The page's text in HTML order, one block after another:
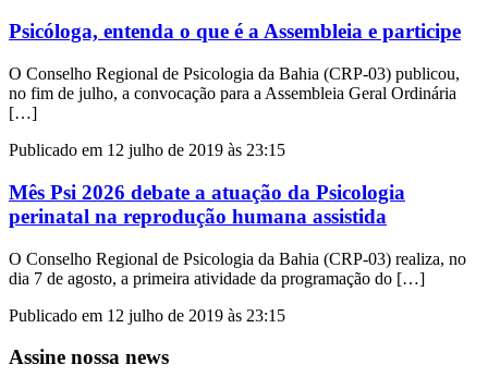
Psicóloga, entenda o que é a Assembleia e participe
O Conselho Regional de Psicologia da Bahia (CRP-03) publicou,
no fim de julho, a convocação para a Assembleia Geral Ordinária
[…]
Publicado em 12 julho de 2019 às 23:15
Mês Psi 2026 debate a atuação da Psicologia
perinatal na reprodução humana assistida
O Conselho Regional de Psicologia da Bahia (CRP-03) realiza, no
dia 7 de agosto, a primeira atividade da programação do […]
Publicado em 12 julho de 2019 às 23:15
Assine nossa news